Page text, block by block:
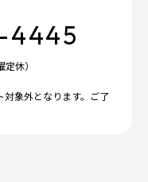
4445
休）
象外となります。ご了